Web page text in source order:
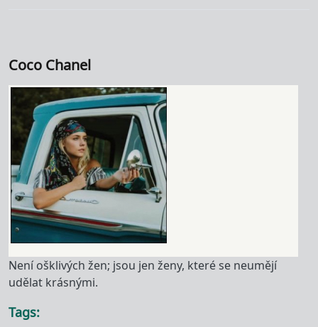
Coco Chanel
Není ošklivých žen; jsou jen ženy, které se neumějí
udělat krásnými.
Tags